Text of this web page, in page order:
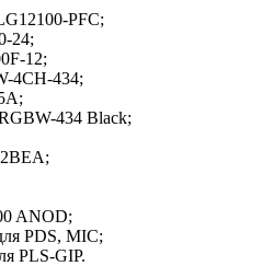
PFC;
24;
12;
4CH-434;
434 Black;
ANOD;
PDS, MIC;
PLS-GIP.